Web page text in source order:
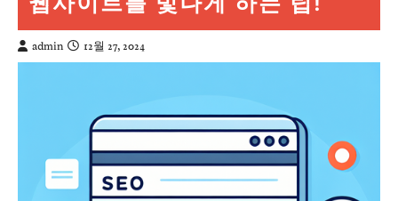
admin 12월 27, 2024